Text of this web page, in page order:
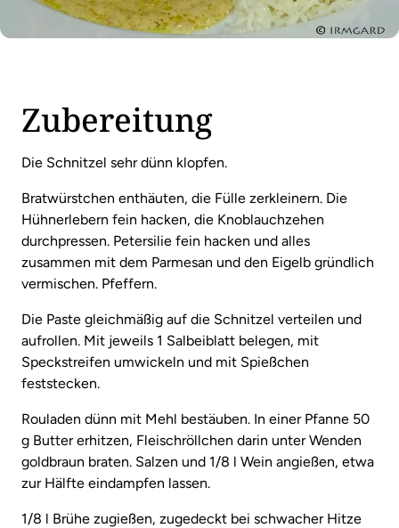
Zubereitung
Die Schnitzel sehr dünn klopfen.
Bratwürstchen enthäuten, die Fülle zerkleinern. Die
Hühnerlebern fein hacken, die Knoblauchzehen
durchpressen. Petersilie fein hacken und alles
zusammen mit dem Parmesan und den Eigelb gründlich
vermischen. Pfeffern.
Die Paste gleichmäßig auf die Schnitzel verteilen und
aufrollen. Mit jeweils 1 Salbeiblatt belegen, mit
Speckstreifen umwickeln und mit Spießchen
feststecken.
Rouladen dünn mit Mehl bestäuben. In einer Pfanne 50
g Butter erhitzen, Fleischröllchen darin unter Wenden
goldbraun braten. Salzen und 1/8 l Wein angießen, etwa
zur Hälfte eindampfen lassen.
1/8 l Brühe zugießen, zugedeckt bei schwacher Hitze